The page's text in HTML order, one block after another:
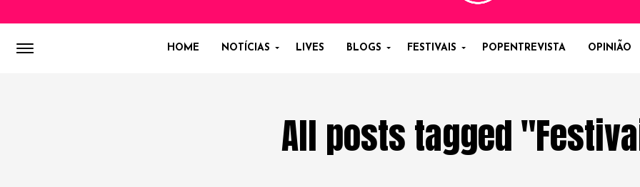
HOME NOTÍCIAS LIVES BLOGS FESTIVAIS POPENTREVISTA OPINIÃO
All posts tagged